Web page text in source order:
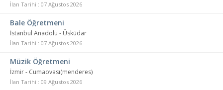
İlan Tarihi : 07 Ağustos 2026
Bale Öğretmeni
İstanbul Anadolu - Üsküdar
İlan Tarihi : 07 Ağustos 2026
Müzik Öğretmeni
İzmir - Cumaovası(menderes)
İlan Tarihi : 09 Ağustos 2026